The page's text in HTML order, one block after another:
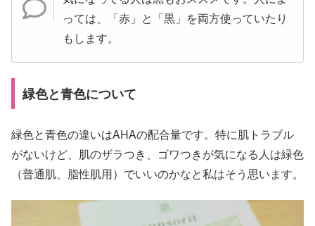
っては、「赤」と「黒」を両方使っていたり
もします。
緑色と青色について
緑色と青色の違いはAHAの配合量です。特に肌トラブル
がないけど、肌のザラつき、ゴワつきが気になる人は緑色
（普通肌、脂性肌用）でいいのかなと私はそう思います。